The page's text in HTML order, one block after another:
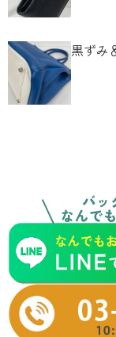
黒ずみ
バッ
なんで